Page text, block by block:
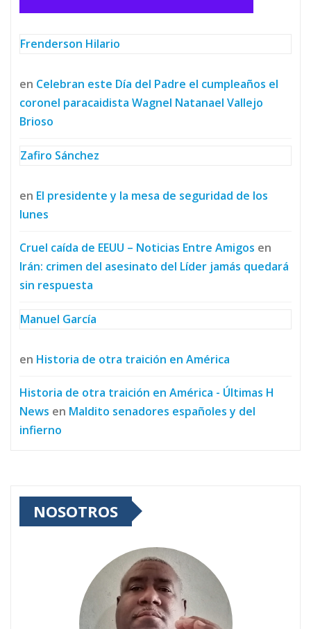
Frenderson Hilario
en Celebran este Día del Padre el cumpleaños el
coronel paracaidista Wagnel Natanael Vallejo
Brioso
Zafiro Sánchez
en El presidente y la mesa de seguridad de los
lunes
Cruel caída de EEUU – Noticias Entre Amigos en
Irán: crimen del asesinato del Líder jamás quedará
sin respuesta
Manuel García
en Historia de otra traición en América
Historia de otra traición en América - Últimas H
News en Maldito senadores españoles y del
infierno
NOSOTROS